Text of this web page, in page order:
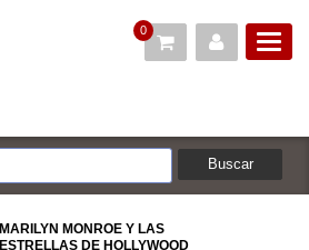
0
MARILYN MONROE Y LAS
ESTRELLAS DE HOLLYWOOD